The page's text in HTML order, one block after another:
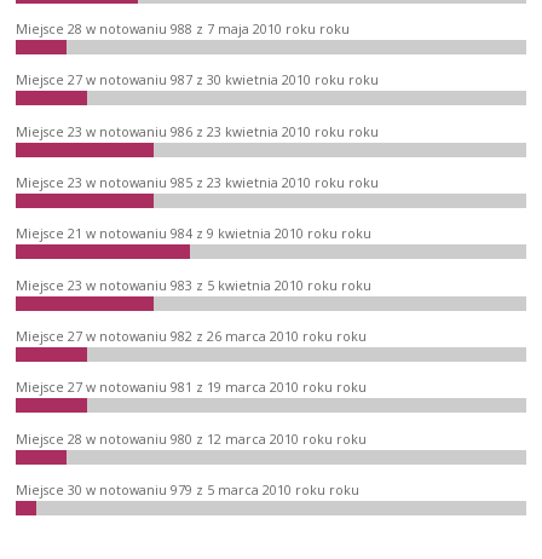
Miejsce 28 w notowaniu 988 z 7 maja 2010 roku roku
Miejsce 27 w notowaniu 987 z 30 kwietnia 2010 roku roku
Miejsce 23 w notowaniu 986 z 23 kwietnia 2010 roku roku
Miejsce 23 w notowaniu 985 z 23 kwietnia 2010 roku roku
Miejsce 21 w notowaniu 984 z 9 kwietnia 2010 roku roku
Miejsce 23 w notowaniu 983 z 5 kwietnia 2010 roku roku
Miejsce 27 w notowaniu 982 z 26 marca 2010 roku roku
Miejsce 27 w notowaniu 981 z 19 marca 2010 roku roku
Miejsce 28 w notowaniu 980 z 12 marca 2010 roku roku
Miejsce 30 w notowaniu 979 z 5 marca 2010 roku roku